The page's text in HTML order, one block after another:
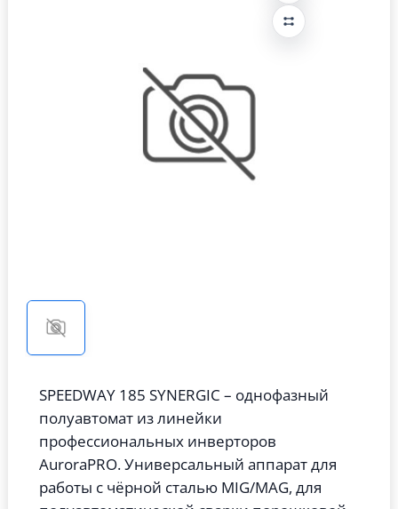
SPEEDWAY 185 SYNERGIC – однофазный
полуавтомат из линейки
профессиональных инверторов
AuroraPRO. Универсальный аппарат для
работы с чёрной сталью MIG/MAG, для